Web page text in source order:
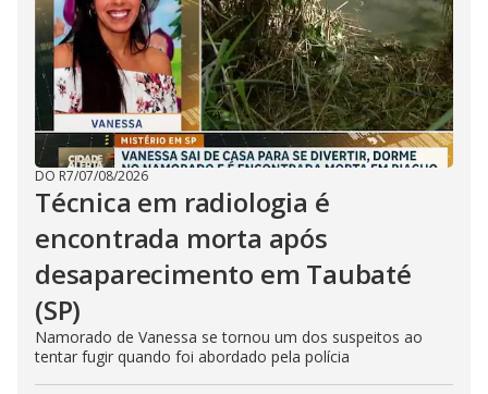
DO R7/07/08/2026
Técnica em radiologia é
encontrada morta após
desaparecimento em Taubaté
(SP)
Namorado de Vanessa se tornou um dos suspeitos ao
tentar fugir quando foi abordado pela polícia